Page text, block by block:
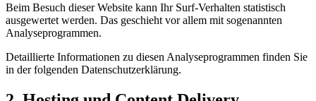
Beim Besuch dieser Website kann Ihr Surf-Verhalten statistisch
ausgewertet werden. Das geschieht vor allem mit sogenannten
Analyseprogrammen.
Detaillierte Informationen zu diesen Analyseprogrammen finden Sie
in der folgenden Datenschutzerklärung.